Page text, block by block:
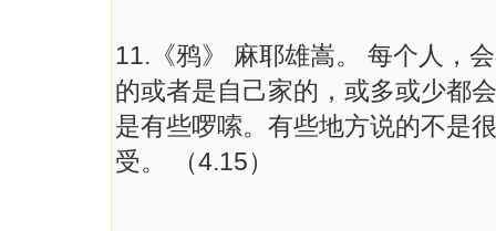
11.《鸦》 麻耶雄嵩。 每个人，
的或者是自己家的，或多或少都
是有些啰嗦。有些地方说的不是
受。 （4.15）